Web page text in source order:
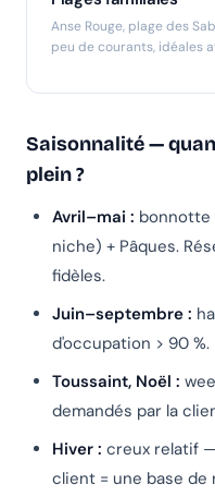
Anse Rouge, plage des
peu de courants, idéales
Saisonnalité —
plein ?
Avril–mai : bonnotte
niche) + Pâques.
fidèles.
Juin–septembre :
d'occupation > 90 %.
Toussaint, Noël :
demandés par la
Hiver : creux relatif
client = une base